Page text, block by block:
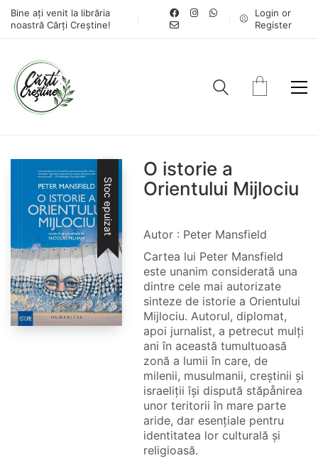
Bine ați venit la librăria
noastră Cărți Creștine!
Login or
Register
Stoc epuizat
O istorie a
Orientului Mijlociu
Autor : Peter Mansfield
Cartea lui Peter Mansfield
este unanim considerată una
dintre cele mai autorizate
sinteze de istorie a Orientului
Mijlociu. Autorul, diplomat,
apoi jurnalist, a petrecut mulţi
ani în această tumultuoasă
zonă a lumii în care, de
milenii, musulmanii, creştinii şi
israeliţii îşi dispută stăpånirea
unor teritorii în mare parte
aride, dar esenţiale pentru
identitatea lor culturală şi
religioasă.